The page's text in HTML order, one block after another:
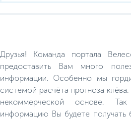
Друзья! Команда портала
предоставить Вам много
информации. Особенно мы
системой расчёта прогноза
некоммерческой основе.
информацию Вы будете получать